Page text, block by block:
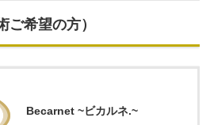
ご希望の方）
Becarnet ~ビカルネ.~